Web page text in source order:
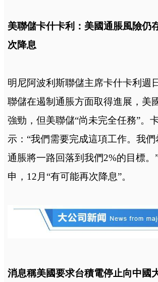
美聯儲卡什卡利：美國通脹風險仍
次降息
明尼阿波利斯聯儲主席卡什卡利週
聯儲在遏制通脹方面取得進展，美
強勁，但美聯儲“尚未完全任務”。
示：“我們需要完成這項工作。我們
通脹將一路回落到我們2%的目標。
申，12月“有可能再次降息”。
消息稱美國要求台積電停止向中國